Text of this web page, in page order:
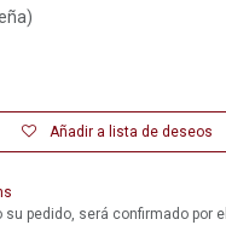
Añadir a lista de deseos
su pedido, será confirmado por